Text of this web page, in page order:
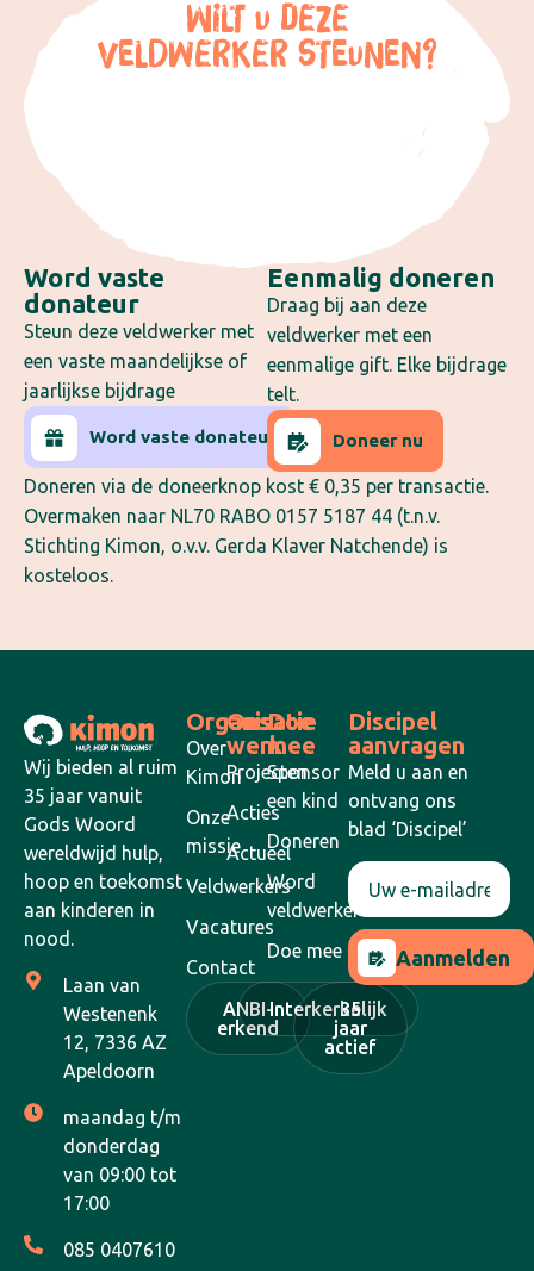
WILT U DEZE
VELDWERKER STEUNEN?
Word vaste
donateur
Steun deze veldwerker met
een vaste maandelijkse of
jaarlijkse bijdrage
Word vaste donateur
Eenmalig doneren
Draag bij aan deze
veldwerker met een
eenmalige gift. Elke bijdrage
telt.
Doneer nu
Doneren via de doneerknop kost € 0,35 per transactie.
Overmaken naar NL70 RABO 0157 5187 44 (t.n.v.
Stichting Kimon, o.v.v. Gerda Klaver Natchende) is
kosteloos.
Wij bieden al ruim
35 jaar vanuit
Gods Woord
wereldwijd hulp,
hoop en toekomst
aan kinderen in
nood.
Laan van
Westenenk
12, 7336 AZ
Apeldoorn
maandag t/m
donderdag
van 09:00 tot
17:00
085 0407610
Organisatie
Over
Kimon
Onze
missie
Veldwerkers
Vacatures
Contact
Ons
werk
Projecten
Acties
Actueel
Doe
mee
Sponsor
een kind
Doneren
Word
veldwerker
Doe mee
ANBI-
erkend
Interkerkelijk
35
jaar
actief
Discipel
aanvragen
Meld u aan en
ontvang ons
blad ‘Discipel’
Aanmelden